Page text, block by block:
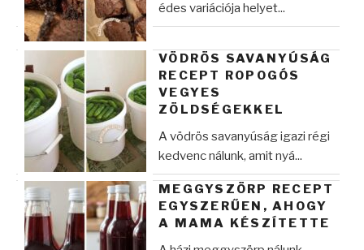
édes variációja helyet...
VÖDRÖS SAVANYÚSÁG
RECEPT ROPOGÓS
VEGYES
ZÖLDSÉGEKKEL
A vödrös savanyúság igazi régi
kedvenc nálunk, amit nyá...
MEGGYSZÖRP RECEPT
EGYSZERŰEN, AHOGY
A MAMA KÉSZÍTETTE